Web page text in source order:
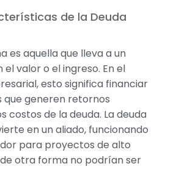
de la Deuda
es aquella que lleva a un
valor o el ingreso. En el
esto significa financiar
que generen retornos
costos de la deuda. La deuda
en un aliado, funcionando
para proyectos de alto
otra forma no podrían ser